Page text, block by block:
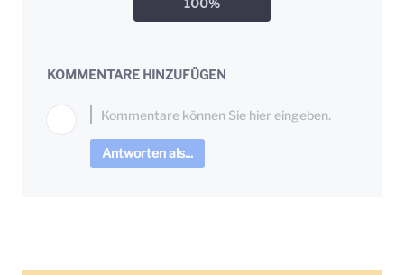
100%
KOMMENTARE HINZUFÜGEN
Antworten als...